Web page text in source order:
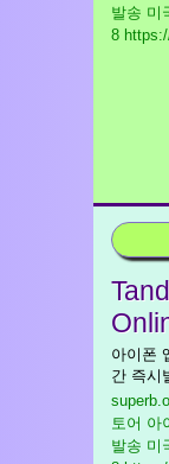
발송 미
8
아이폰
간 즉시
토어 아
발송 미